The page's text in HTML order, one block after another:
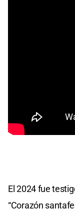
El 2024 fue
“Corazón